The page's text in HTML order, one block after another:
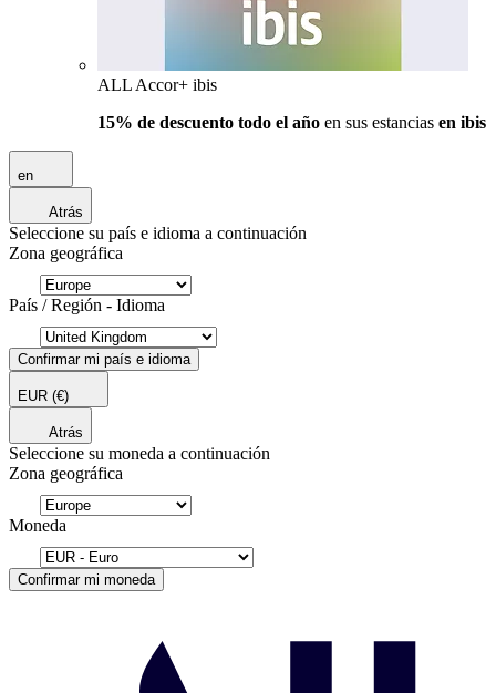
ALL Accor+ ibis
15% de descuento todo el año en sus estancias en ibis
en
Atrás
Seleccione su país e idioma a continuación
Zona geográfica
País / Región - Idioma
Confirmar mi país e idioma
EUR (€)
Atrás
Seleccione su moneda a continuación
Zona geográfica
Moneda
Confirmar mi moneda